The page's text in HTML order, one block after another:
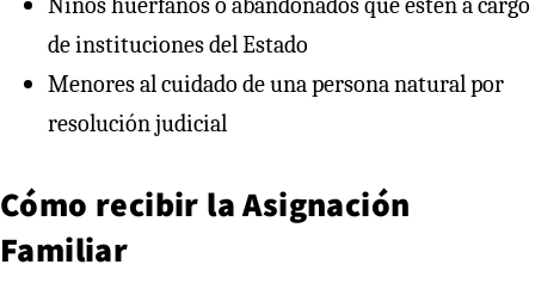
de instituciones del Estado
Menores al cuidado de una persona natural por
resolución judicial
Cómo recibir la Asignación
Familiar